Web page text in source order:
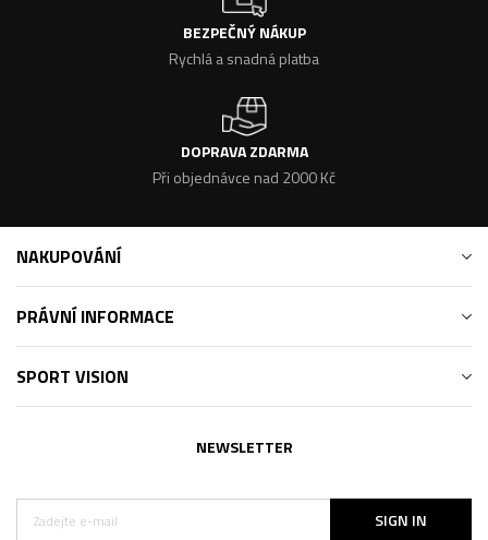
BEZPEČNÝ NÁKUP
Rychlá a snadná platba
DOPRAVA ZDARMA
Při objednávce nad 2000 Kč
NAKUPOVÁNÍ
PRÁVNÍ INFORMACE
SPORT VISION
NEWSLETTER
SIGN IN